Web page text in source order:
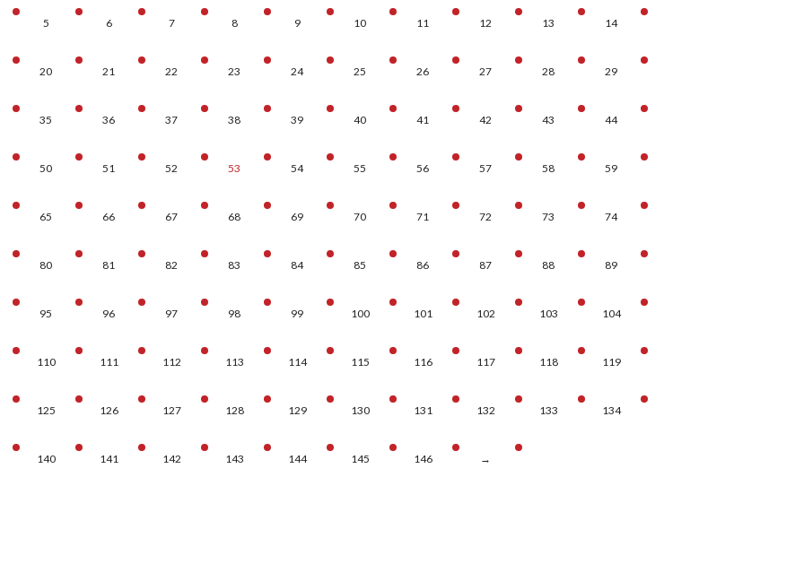
5 6 7 8 9 10 11 12 13 14
20 21 22 23 24 25 26 27 28 29
35 36 37 38 39 40 41 42 43 44
50 51 52 53 54 55 56 57 58 59
65 66 67 68 69 70 71 72 73 74
80 81 82 83 84 85 86 87 88 89
95 96 97 98 99 100 101 102 103 104
110 111 112 113 114 115 116 117 118 119
125 126 127 128 129 130 131 132 133 134
140 141 142 143 144 145 146 →